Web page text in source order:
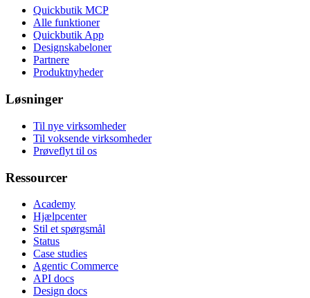
Quickbutik MCP
Alle funktioner
Quickbutik App
Designskabeloner
Partnere
Produktnyheder
Løsninger
Til nye virksomheder
Til voksende virksomheder
Prøveflyt til os
Ressourcer
Academy
Hjælpcenter
Stil et spørgsmål
Status
Case studies
Agentic Commerce
API docs
Design docs